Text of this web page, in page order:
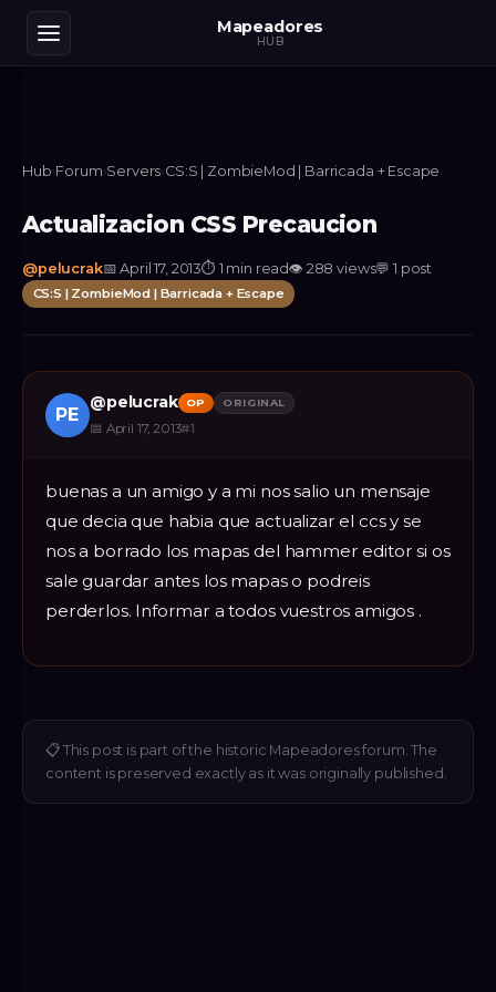
Mapeadores
HUB
Hub›Forum›Servers›CS:S | ZombieMod | Barricada + Escape
Actualizacion CSS Precaucion
@pelucrak📅April 17, 2013⏱ 1 min read👁 288 views💬1 post
CS:S | ZombieMod | Barricada + Escape
PE
@pelucrak OP ORIGINAL
📅 April 17, 2013#1
buenas a un amigo y a mi nos salio un mensaje
que decia que habia que actualizar el ccs y se
nos a borrado los mapas del hammer editor si os
sale guardar antes los mapas o podreis
perderlos. Informar a todos vuestros amigos .
📋 This post is part of the historic Mapeadores forum. The
content is preserved exactly as it was originally published.